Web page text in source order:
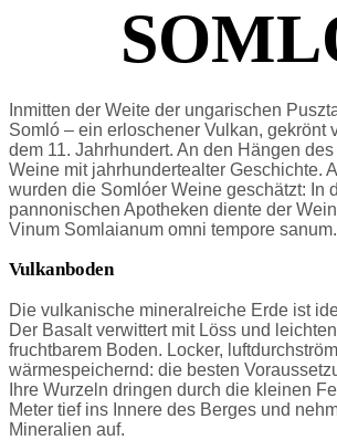
Inmitten der Weite der ungarischen
Somló – ein erloschener Vulkan, gekrönt
dem 11. Jahrhundert. An den Hängen
Weine mit jahrhundertealter Geschichte.
wurden die Somlóer Weine geschätzt: In
pannonischen Apotheken diente der
Vinum Somlaianum omni tempore sanum.
Vulkanboden
Die vulkanische mineralreiche Erde ist
Der Basalt verwittert mit Löss und
fruchtbarem Boden. Locker,
wärmespeichernd: die besten
Ihre Wurzeln dringen durch die kleinen
Meter tief ins Innere des Berges und
Mineralien auf.